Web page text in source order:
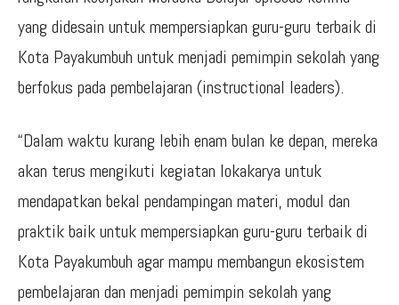
yang didesain untuk mempersiapkan guru-guru terbaik di
Kota Payakumbuh untuk menjadi pemimpin sekolah yang
berfokus pada pembelajaran (instructional leaders).
“Dalam waktu kurang lebih enam bulan ke depan, mereka
akan terus mengikuti kegiatan lokakarya untuk
mendapatkan bekal pendampingan materi, modul dan
praktik baik untuk mempersiapkan guru-guru terbaik di
Kota Payakumbuh agar mampu membangun ekosistem
pembelajaran dan menjadi pemimpin sekolah yang